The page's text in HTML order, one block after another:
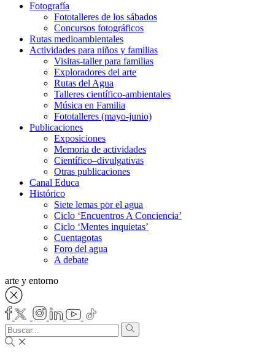
Fotografía
Fototalleres de los sábados
Concursos fotográficos
Rutas medioambientales
Actividades para niños y familias
Visitas-taller para familias
Exploradores del arte
Rutas del Agua
Talleres científico-ambientales
Música en Familia
Fototalleres (mayo-junio)
Publicaciones
Exposiciones
Memoria de actividades
Científico–divulgativas
Otras publicaciones
Canal Educa
Histórico
Siete lemas por el agua
Ciclo ‘Encuentros A Conciencia’
Ciclo ‘Mentes inquietas’
Cuentagotas
Foro del agua
A debate
arte y entorno